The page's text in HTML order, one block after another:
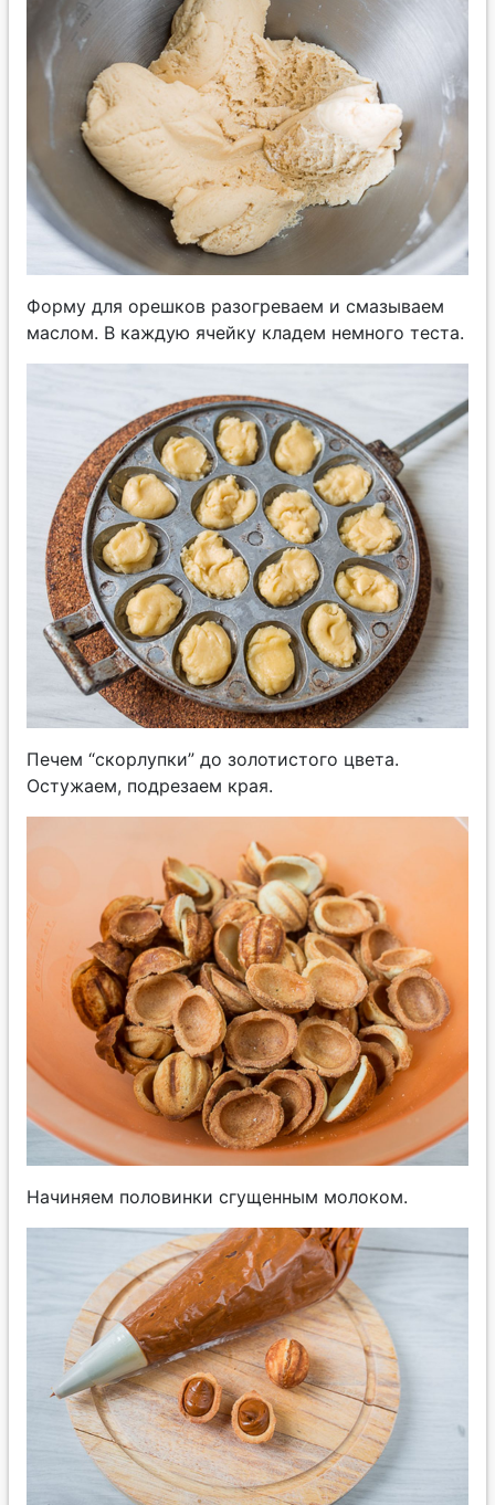
Форму для орешков разогреваем и смазываем
маслом. В каждую ячейку кладем немного теста.
Печем “скорлупки” до золотистого цвета.
Остужаем, подрезаем края.
Начиняем половинки сгущенным молоком.